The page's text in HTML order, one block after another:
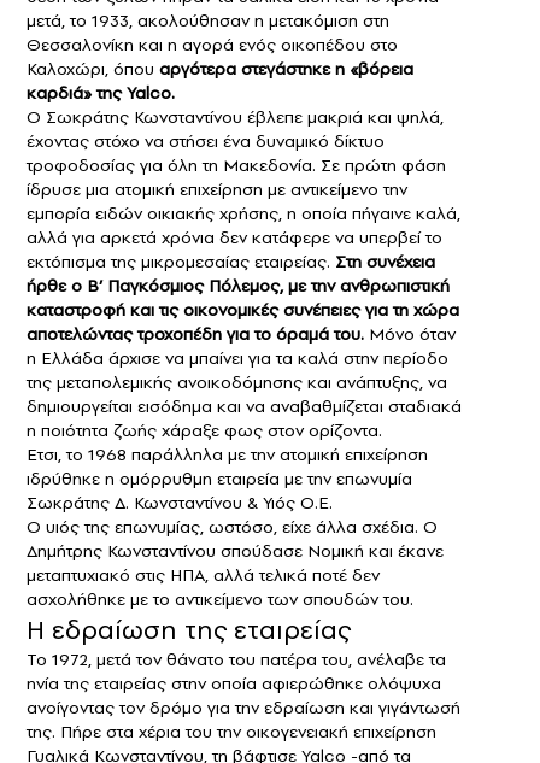
μετά, το 1933, ακολούθησαν η μετακόμιση στη
Θεσσαλονίκη και η αγορά ενός οικοπέδου στο
Καλοχώρι, όπου αργότερα στεγάστηκε η «βόρεια
καρδιά» της Yalco.
Ο Σωκράτης Κωνσταντίνου έβλεπε μακριά και ψηλά,
έχοντας στόχο να στήσει ένα δυναμικό δίκτυο
τροφοδοσίας για όλη τη Μακεδονία. Σε πρώτη φάση
ίδρυσε μια ατομική επιχείρηση με αντικείμενο την
εμπορία ειδών οικιακής χρήσης, η οποία πήγαινε καλά,
αλλά για αρκετά χρόνια δεν κατάφερε να υπερβεί το
εκτόπισμα της μικρομεσαίας εταιρείας. Στη συνέχεια
ήρθε ο Β’ Παγκόσμιος Πόλεμος, με την ανθρωπιστική
καταστροφή και τις οικονομικές συνέπειες για τη χώρα
αποτελώντας τροχοπέδη για το όραμά του. Μόνο όταν
η Ελλάδα άρχισε να μπαίνει για τα καλά στην περίοδο
της μεταπολεμικής ανοικοδόμησης και ανάπτυξης, να
δημιουργείται εισόδημα και να αναβαθμίζεται σταδιακά
η ποιότητα ζωής χάραξε φως στον ορίζοντα.
Ετσι, το 1968 παράλληλα με την ατομική επιχείρηση
ιδρύθηκε η ομόρρυθμη εταιρεία με την επωνυμία
Σωκράτης Δ. Κωνσταντίνου & Υιός Ο.Ε.
Ο υιός της επωνυμίας, ωστόσο, είχε άλλα σχέδια. Ο
Δημήτρης Κωνσταντίνου σπούδασε Νομική και έκανε
μεταπτυχιακό στις ΗΠΑ, αλλά τελικά ποτέ δεν
ασχολήθηκε με το αντικείμενο των σπουδών του.
Η εδραίωση της εταιρείας
Το 1972, μετά τον θάνατο του πατέρα του, ανέλαβε τα
ηνία της εταιρείας στην οποία αφιερώθηκε ολόψυχα
ανοίγοντας τον δρόμο για την εδραίωση και γιγάντωσή
της. Πήρε στα χέρια του την οικογενειακή επιχείρηση
Γυαλικά Kωνσταντίνου, τη βάφτισε Yalco -από τα